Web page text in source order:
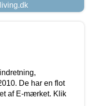
De har en flot
af E-mærket. Klik